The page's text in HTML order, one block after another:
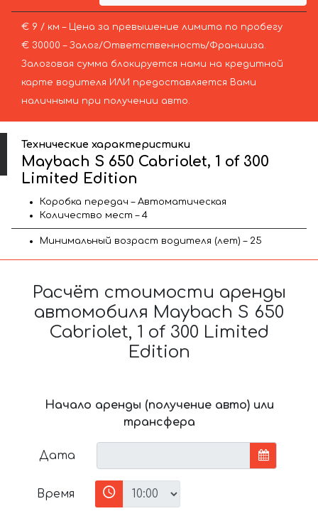
€ 9 / км – Цена за превышение лимита по пробегу
€ 30000 – Залог/Ответственность/Франшиза.
Залоговая сумма блокируется нами на кредитной
карте водителя ИЛИ предоставляется Вами
наличными при получении авто.
Технические характеристики
Maybach S 650 Cabriolet, 1 of 300
Limited Edition
Коробка передач – Автоматическая
Количество мест – 4
Минимальный возраст водителя (лет) – 25
Расчёт стоимости аренды
автомобиля Maybach S 650
Cabriolet, 1 of 300 Limited
Edition
Начало аренды (получение авто) или
трансфера
Дата
Время